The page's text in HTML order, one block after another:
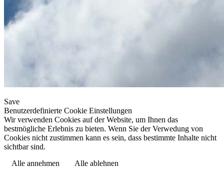
Save
Benutzerdefinierte Cookie Einstellungen
Wir verwenden Cookies auf der Website, um Ihnen das
bestmögliche Erlebnis zu bieten. Wenn Sie der Verwedung von
Cookies nicht zustimmen kann es sein, dass bestimmte Inhalte nicht
sichtbar sind.
Alle annehmen
Alle ablehnen